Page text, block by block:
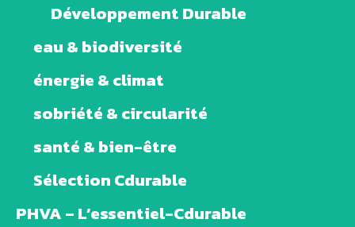
Développement Durable
eau & biodiversité
énergie & climat
sobriété & circularité
santé & bien-être
Sélection Cdurable
PHVA – L’essentiel-Cdurable